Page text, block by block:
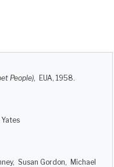
People), EUA, 1958.
Susan Gordon, Michael